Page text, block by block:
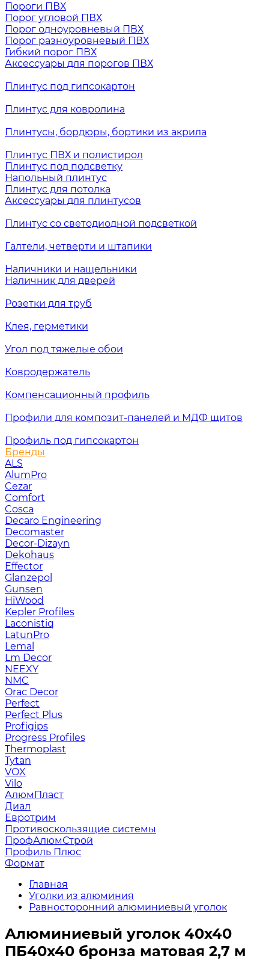
Пороги ПВХ
Порог угловой ПВХ
Порог одноуровневый ПВХ
Порог разноуровневый ПВХ
Гибкий порог ПВХ
Аксессуары для порогов ПВХ
Плинтус под гипсокартон
Плинтус для ковролина
Плинтусы, бордюры, бортики из акрила
Плинтус ПВХ и полистирол
Плинтус под подсветку
Напольный плинтус
Плинтус для потолка
Аксессуары для плинтусов
Плинтус со светодиодной подсветкой
Галтели, четверти и штапики
Наличники и нащельники
Наличник для дверей
Розетки для труб
Клея, герметики
Угол под тяжелые обои
Ковродержатель
Компенсационный профиль
Профили для композит-панелей и МДФ щитов
Профиль под гипсокартон
Бренды
ALS
AlumPro
Cezar
Comfort
Cosca
Decaro Engineering
Decomaster
Decor-Dizayn
Dekohaus
Effector
Glanzepol
Gunsen
HiWood
Kepler Profiles
Laconistiq
LatunPro
Lemal
Lm Decor
NEEXY
NMC
Orac Decor
Perfect
Perfect Plus
Profigips
Progress Profiles
Thermoplast
Tytan
VOX
Vilo
АлюмПласт
Диал
Евротрим
Противоскользящие системы
ПрофАлюмСтрой
Профиль Плюс
Формат
Главная
Уголки из алюминия
Равносторонний алюминиевый уголок
Алюминиевый уголок 40х40
ПБ40х40 бронза матовая 2,7 м